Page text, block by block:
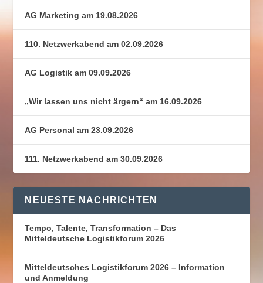
AG Marketing am 19.08.2026
110. Netzwerkabend am 02.09.2026
AG Logistik am 09.09.2026
„Wir lassen uns nicht ärgern“ am 16.09.2026
AG Personal am 23.09.2026
111. Netzwerkabend am 30.09.2026
NEUESTE NACHRICHTEN
Tempo, Talente, Transformation – Das
Mitteldeutsche Logistikforum 2026
Mitteldeutsches Logistikforum 2026 – Information
und Anmeldung